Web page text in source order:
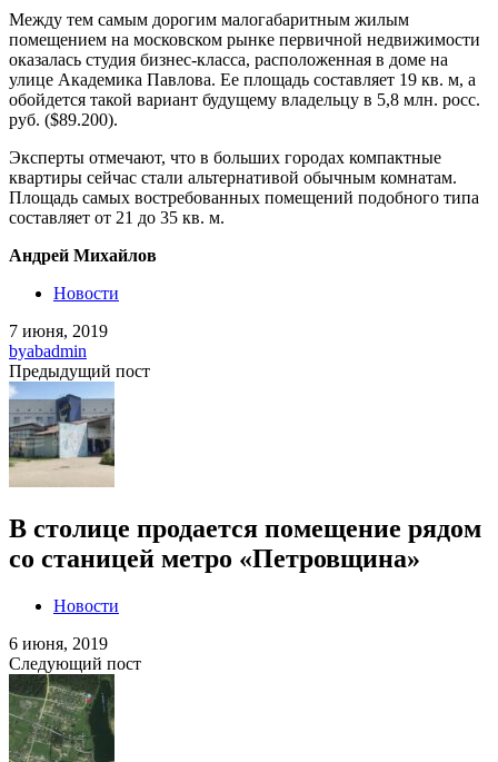
Между тем самым дорогим малогабаритным жилым
помещением на московском рынке первичной недвижимости
оказалась студия бизнес-класса, расположенная в доме на
улице Академика Павлова. Ее площадь составляет 19 кв. м, а
обойдется такой вариант будущему владельцу в 5,8 млн. росс.
руб. ($89.200).
Эксперты отмечают, что в больших городах компактные
квартиры сейчас стали альтернативой обычным комнатам.
Площадь самых востребованных помещений подобного типа
составляет от 21 до 35 кв. м.
Андрей Михайлов
Новости
7 июня, 2019
byabadmin
Предыдущий пост
В столице продается помещение рядом
со станицей метро «Петровщина»
Новости
6 июня, 2019
Следующий пост